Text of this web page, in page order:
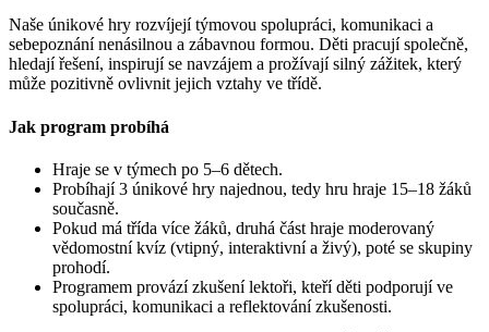
Naše únikové hry rozvíjejí týmovou spolupráci, komunikaci a
sebepoznání nenásilnou a zábavnou formou. Děti pracují společně,
hledají řešení, inspirují se navzájem a prožívají silný zážitek, který
může pozitivně ovlivnit jejich vztahy ve třídě.
Jak program probíhá
Hraje se v týmech po 5–6 dětech.
Probíhají 3 únikové hry najednou, tedy hru hraje 15–18 žáků
současně.
Pokud má třída více žáků, druhá část hraje moderovaný
vědomostní kvíz (vtipný, interaktivní a živý), poté se skupiny
prohodí.
Programem provází zkušení lektoři, kteří děti podporují ve
spolupráci, komunikaci a reflektování zkušenosti.